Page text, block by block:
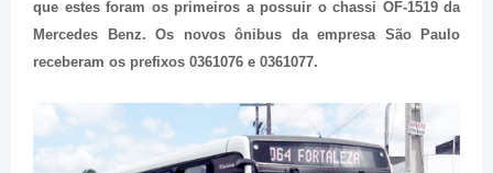
que estes foram os primeiros a possuir o chassi OF-1519 da
Mercedes Benz. Os novos ônibus da empresa São Paulo
receberam os prefixos 0361076 e 0361077.